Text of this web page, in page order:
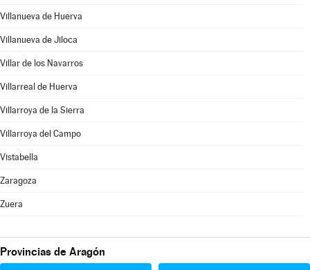
Villanueva de Huerva
Villanueva de Jiloca
Villar de los Navarros
Villarreal de Huerva
Villarroya de la Sierra
Villarroya del Campo
Vistabella
Zaragoza
Zuera
Provincias de Aragón